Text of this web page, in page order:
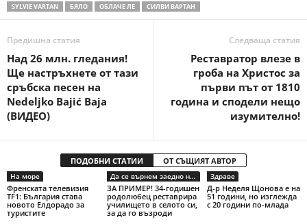
SYLVIE VARTAN
БЯЛО ОБЛАЧЕ ЛЕ СИЛВИ ВАРТАН
Предишна статия
Над 26 млн. гледания!
Ще настръхнете от тази
сръбска песен на
Nedeljko Bajić Baja
(ВИДЕО)
Следваща статия
Реставратор влезе в
гроба на Христос за
първи път от 1810
година и сподели нещо
изумително!
ПОДОБНИ СТАТИИ ОТ СЪЩИЯТ АВТОР
На море
Френската телевизия
TF1: България става
новото Елдорадо за
туристите
Да се върнем заедно на село
ЗА ПРИМЕР! 34-годишен
родолюбец реставрира
училището в селото си,
за да го възроди
Здраве
Д-р Неделя Щонова е на
51 години, но изглежда
с 20 години по-млада